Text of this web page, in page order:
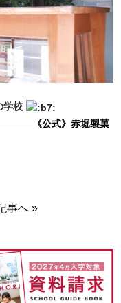
学校
》赤堀製菓
事へ »